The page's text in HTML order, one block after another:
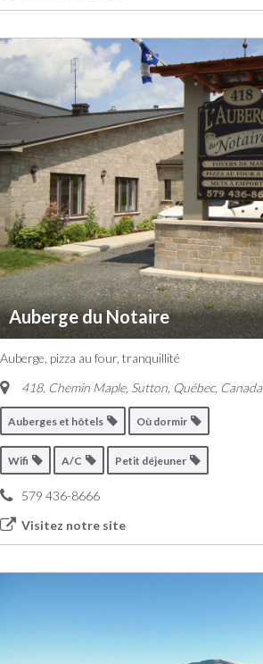
Auberge du Notaire
Auberge, pizza au four, tranquillité
418, Chemin Maple, Sutton Québec, Canada
Auberges et hôtels Où dormir
Wifi A/C Petit déjeuner
579 436-8666
Visitez notre site